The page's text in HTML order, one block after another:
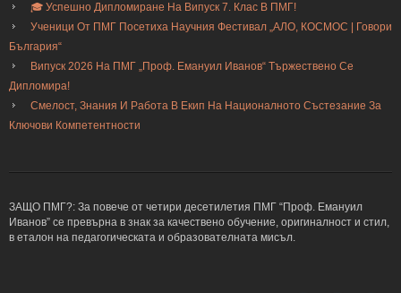
🎓 Успешно Дипломиране На Випуск 7. Клас В ПМГ!
Ученици От ПМГ Посетиха Научния Фестивал „АЛО, КОСМОС | Говори
България“
Випуск 2026 На ПМГ „Проф. Емануил Иванов“ Тържествено Се
Дипломира!
Смелост, Знания И Работа В Екип На Националното Състезание За
Ключови Компетентности
ЗАЩО ПМГ?: За повече от четири десетилетия ПМГ “Проф. Емануил
Иванов” се превърна в знак за качествено обучение, оригиналност и стил,
в еталон на педагогическата и образователната мисъл.